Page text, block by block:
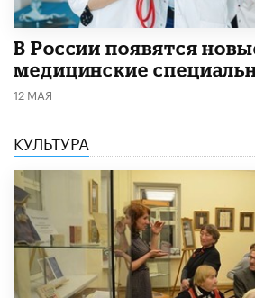
В России появятся
медицинские
12 МАЯ
КУЛЬТУРА